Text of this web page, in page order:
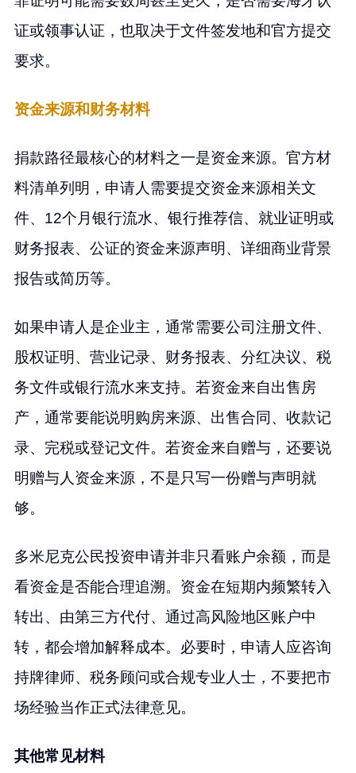
证或领事认证，也取决于文件签发地和官方提交
要求。
资金来源和财务材料
捐款路径最核心的材料之一是资金来源。官方材
料清单列明，申请人需要提交资金来源相关文
件、12个月银行流水、银行推荐信、就业证明或
财务报表、公证的资金来源声明、详细商业背景
报告或简历等。
如果申请人是企业主，通常需要公司注册文件、
股权证明、营业记录、财务报表、分红决议、税
务文件或银行流水来支持。若资金来自出售房
产，通常要能说明购房来源、出售合同、收款记
录、完税或登记文件。若资金来自赠与，还要说
明赠与人资金来源，不是只写一份赠与声明就
够。
多米尼克公民投资申请并非只看账户余额，而是
看资金是否能合理追溯。资金在短期内频繁转入
转出、由第三方代付、通过高风险地区账户中
转，都会增加解释成本。必要时，申请人应咨询
持牌律师、税务顾问或合规专业人士，不要把市
场经验当作正式法律意见。
其他常见材料